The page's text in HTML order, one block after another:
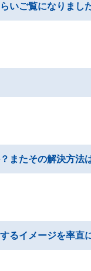
いご覧になりまし
またその解決方法
るイメージを率直